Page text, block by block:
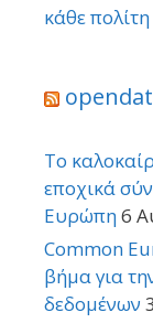
κάθε πολίτη
Το
εποχικά
Ευρώπη6
Common
βήμα για
δεδομένων